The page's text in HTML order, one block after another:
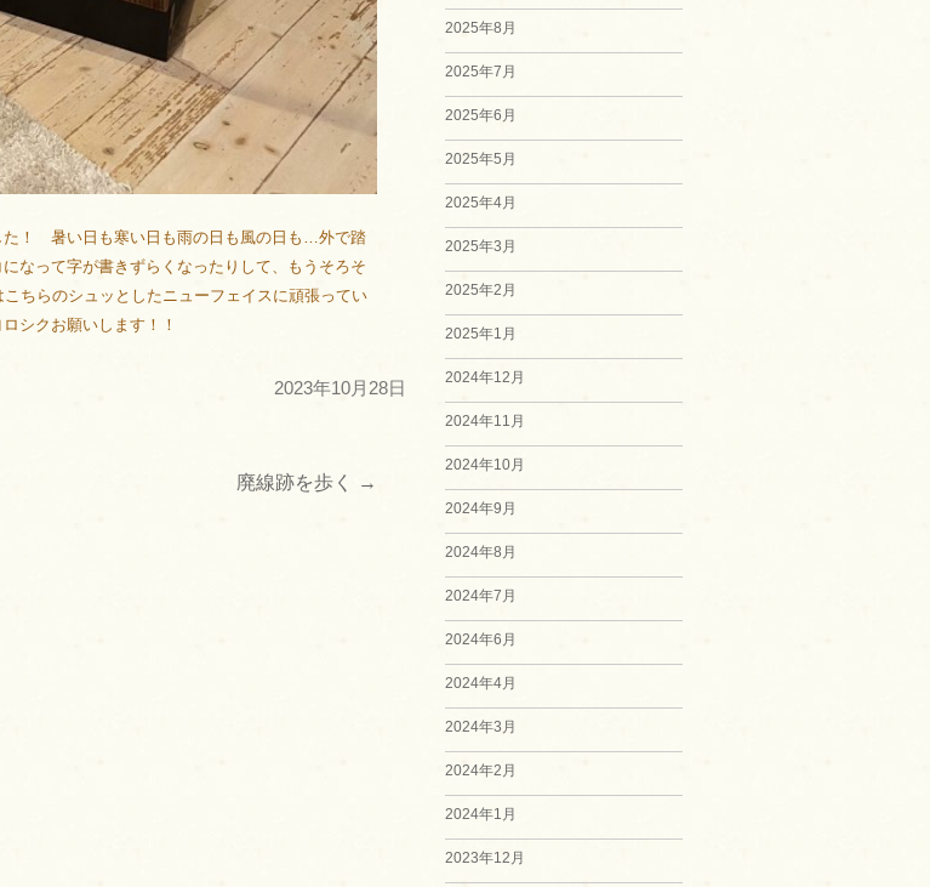
！ 暑い日も寒い日も雨の日も風の日も…外で踏
なって字が書きずらくなったりして、もうそろそ
ちらのシュッとしたニューフェイスに頑張ってい
シクお願いします！！
2023年10月28日
廃線跡を歩く →
2025年8月
2025年7月
2025年6月
2025年5月
2025年4月
2025年3月
2025年2月
2025年1月
2024年12月
2024年11月
2024年10月
2024年9月
2024年8月
2024年7月
2024年6月
2024年4月
2024年3月
2024年2月
2024年1月
2023年12月